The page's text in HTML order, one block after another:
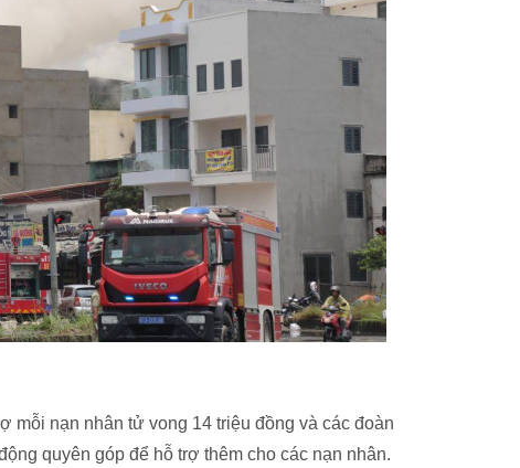
mỗi nạn nhân tử vong 14 triệu đồng và các đoàn
quyên góp để hỗ trợ thêm cho các nạn nhân.